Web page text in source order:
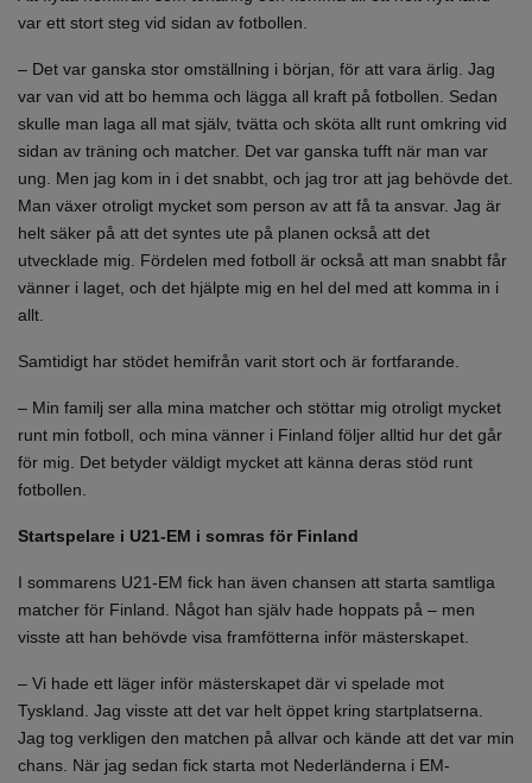
var ett stort steg vid sidan av fotbollen.
– Det var ganska stor omställning i början, för att vara ärlig. Jag
var van vid att bo hemma och lägga all kraft på fotbollen. Sedan
skulle man laga all mat själv, tvätta och sköta allt runt omkring vid
sidan av träning och matcher. Det var ganska tufft när man var
ung. Men jag kom in i det snabbt, och jag tror att jag behövde det.
Man växer otroligt mycket som person av att få ta ansvar. Jag är
helt säker på att det syntes ute på planen också att det
utvecklade mig. Fördelen med fotboll är också att man snabbt får
vänner i laget, och det hjälpte mig en hel del med att komma in i
allt.
Samtidigt har stödet hemifrån varit stort och är fortfarande.
– Min familj ser alla mina matcher och stöttar mig otroligt mycket
runt min fotboll, och mina vänner i Finland följer alltid hur det går
för mig. Det betyder väldigt mycket att känna deras stöd runt
fotbollen.
Startspelare i U21-EM i somras för Finland
I sommarens U21-EM fick han även chansen att starta samtliga
matcher för Finland. Något han själv hade hoppats på – men
visste att han behövde visa framfötterna inför mästerskapet.
– Vi hade ett läger inför mästerskapet där vi spelade mot
Tyskland. Jag visste att det var helt öppet kring startplatserna.
Jag tog verkligen den matchen på allvar och kände att det var min
chans. När jag sedan fick starta mot Nederländerna i EM-